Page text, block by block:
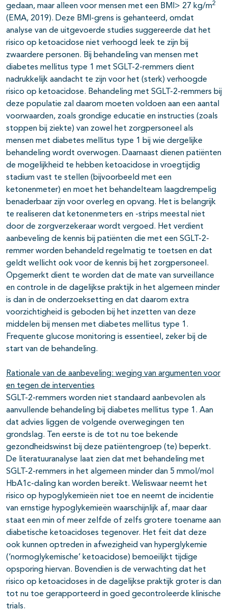
gedaan, maar alleen voor mensen met een BMI> 27 kg/m2
(EMA, 2019). Deze BMI-grens is gehanteerd, omdat
analyse van de uitgevoerde studies suggereerde dat het
risico op ketoacidose niet verhoogd leek te zijn bij
zwaardere personen. Bij behandeling van mensen met
diabetes mellitus type 1 met SGLT-2-remmers dient
nadrukkelijk aandacht te zijn voor het (sterk) verhoogde
risico op ketoacidose. Behandeling met SGLT-2-remmers bij
deze populatie zal daarom moeten voldoen aan een aantal
voorwaarden, zoals grondige educatie en instructies (zoals
stoppen bij ziekte) van zowel het zorgpersoneel als
mensen met diabetes mellitus type 1 bij wie dergelijke
behandeling wordt overwogen. Daarnaast dienen patiënten
de mogelijkheid te hebben ketoacidose in vroegtijdig
stadium vast te stellen (bijvoorbeeld met een
ketonenmeter) en moet het behandelteam laagdrempelig
benaderbaar zijn voor overleg en opvang. Het is belangrijk
te realiseren dat ketonenmeters en -strips meestal niet
door de zorgverzekeraar wordt vergoed. Het verdient
aanbeveling de kennis bij patiënten die met een SGLT-2-
remmer worden behandeld regelmatig te toetsen en dat
geldt wellicht ook voor de kennis bij het zorgpersoneel.
Opgemerkt dient te worden dat de mate van surveillance
en controle in de dagelijkse praktijk in het algemeen minder
is dan in de onderzoeksetting en dat daarom extra
voorzichtigheid is geboden bij het inzetten van deze
middelen bij mensen met diabetes mellitus type 1.
Frequente glucose monitoring is essentieel, zeker bij de
start van de behandeling.
Rationale van de aanbeveling: weging van argumenten voor
en tegen de interventies
SGLT-2-remmers worden niet standaard aanbevolen als
aanvullende behandeling bij diabetes mellitus type 1. Aan
dat advies liggen de volgende overwegingen ten
grondslag. Ten eerste is de tot nu toe bekende
gezondheidswinst bij deze patiëntengroep (te) beperkt.
De literatuuranalyse laat zien dat met behandeling met
SGLT-2-remmers in het algemeen minder dan 5 mmol/mol
HbA1c-daling kan worden bereikt. Weliswaar neemt het
risico op hypoglykemieën niet toe en neemt de incidentie
van ernstige hypoglykemieën waarschijnlijk af, maar daar
staat een min of meer zelfde of zelfs grotere toename aan
diabetische ketoacidoses tegenover. Het feit dat deze
ook kunnen optreden in afwezigheid van hyperglykemie
(‘normoglykemische’ ketoacidose) bemoeilijkt tijdige
opsporing hiervan. Bovendien is de verwachting dat het
risico op ketoacidoses in de dagelijkse praktijk groter is dan
tot nu toe gerapporteerd in goed gecontroleerde klinische
trials.